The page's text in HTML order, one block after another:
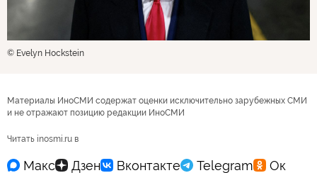
© Evelyn Hockstein
Материалы ИноСМИ содержат оценки исключительно зарубежных СМИ
и не отражают позицию редакции ИноСМИ
Читать inosmi.ru в